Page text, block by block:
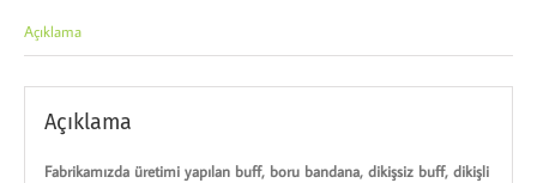
Açıklama
Açıklama
Fabrikamızda üretimi yapılan buff, boru bandana, dikişsiz buff, dikişli